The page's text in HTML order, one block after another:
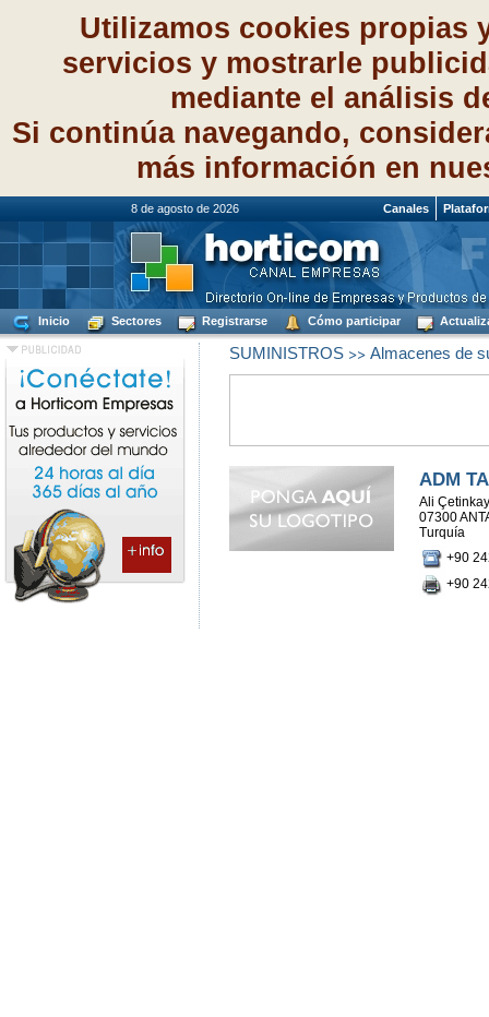
Utilizamos cookies propias
servicios y mostrarle
mediante el análisis
Si continúa navegando,
más información en
8 de agosto de 2026 Canales
Inicio Sectores Registrarse Cómo participar
SUMINISTROS>> Almacenes de
ADM
Ali
07300
Turquía
+90
+90